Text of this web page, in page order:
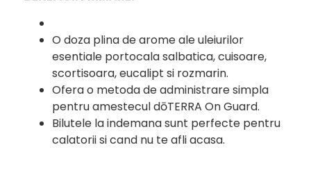
O doza plina de arome ale uleiurilor
esentiale portocala salbatica, cuisoare,
scortisoara, eucalipt si rozmarin.
Ofera o metoda de administrare simpla
pentru amestecul dōTERRA On Guard.
Bilutele la indemana sunt perfecte pentru
calatorii si cand nu te afli acasa.